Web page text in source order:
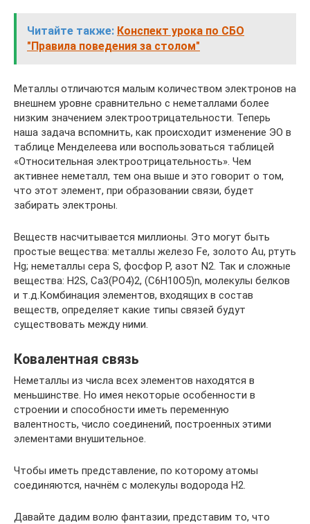
Читайте также: Конспект урока по СБО
"Правила поведения за столом"
Металлы отличаются малым количеством электронов на
внешнем уровне сравнительно с неметаллами более
низким значением электроотрицательности. Теперь
наша задача вспомнить, как происходит изменение ЭО в
таблице Менделеева или воспользоваться таблицей
«Относительная электроотрицательность». Чем
активнее неметалл, тем она выше и это говорит о том,
что этот элемент, при образовании связи, будет
забирать электроны.
Веществ насчитывается миллионы. Это могут быть
простые вещества: металлы железо Fe, золото Au, ртуть
Hg; неметаллы сера S, фосфор Р, азот N2. Так и сложные
вещества: H2S, Ca3(PO4)2, (C6H10O5)n, молекулы белков
и т.д.Комбинация элементов, входящих в состав
веществ, определяет какие типы связей будут
существовать между ними.
Ковалентная связь
Неметаллы из числа всех элементов находятся в
меньшинстве. Но имея некоторые особенности в
строении и способности иметь переменную
валентность, число соединений, построенных этими
элементами внушительное.
Чтобы иметь представление, по которому атомы
соединяются, начнём с молекулы водорода Н2.
Давайте дадим волю фантазии, представим то, что